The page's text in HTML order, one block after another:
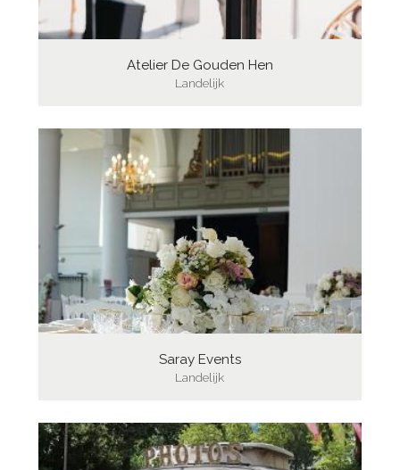
Atelier De Gouden Hen
Landelijk
Saray Events
Landelijk